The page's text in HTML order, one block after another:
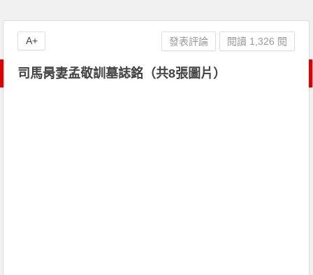
司馬昺妻孟敬訓墓誌銘（共8張圖片）
發表評論 閱讀 1,326 閱
A+